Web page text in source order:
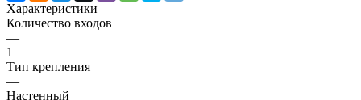
Характеристики
Количество входов
—
1
Тип крепления
—
Настенный